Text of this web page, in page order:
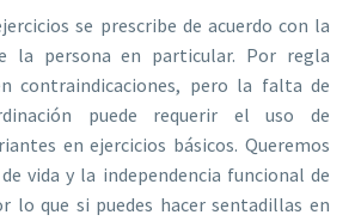
se prescribe de acuerdo con la
la persona en particular. Por regla
contraindicaciones, pero la falta de
puede requerir el uso de
en ejercicios básicos. Queremos
vida y la independencia funcional de
lo que si puedes hacer sentadillas en